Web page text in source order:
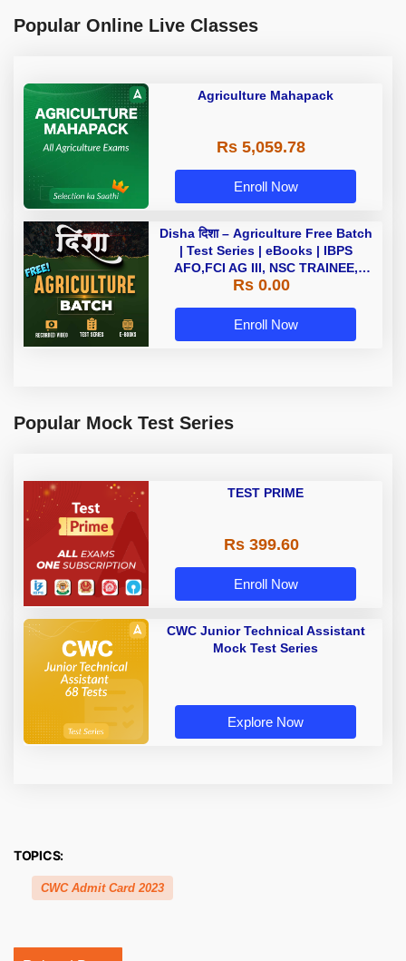
Popular Online Live Classes
Agriculture Mahapack
Rs 5,059.78
Enroll Now
Disha दिशा – Agriculture Free Batch
| Test Series | eBooks | IBPS
AFO,FCI AG III, NSC TRAINEE,
IFFCO AGT, Bihar Coordinator,
Classes by Adda 247
Rs 0.00
Enroll Now
Popular Mock Test Series
TEST PRIME
Rs 399.60
Enroll Now
CWC Junior Technical Assistant
Mock Test Series
Explore Now
TOPICS:
CWC Admit Card 2023